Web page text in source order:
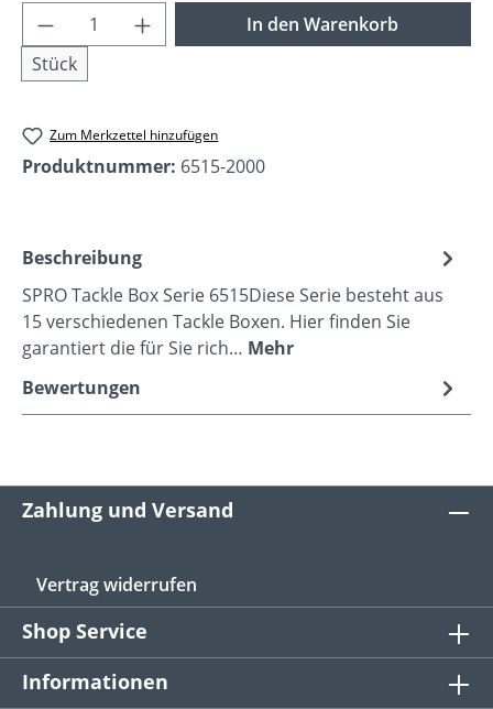
Produkt Anzahl: Gib den gewünschten
Stück
In den Warenkorb
Zum Merkzettel hinzufügen
Produktnummer: 6515-2000
Beschreibung
SPRO Tackle Box Serie 6515Diese Serie besteht aus
15 verschiedenen Tackle Boxen. Hier finden Sie
garantiert die für Sie rich… Mehr
Bewertungen
Zahlung und Versand
Vertrag widerrufen
Shop Service
Informationen